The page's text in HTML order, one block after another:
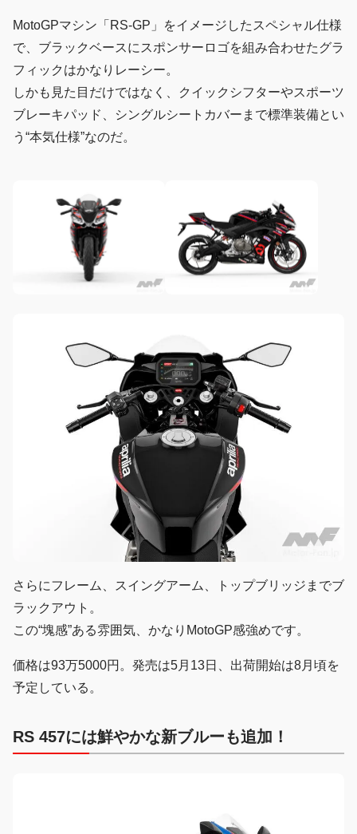
MotoGPマシン「RS-GP」をイメージしたスペシャル仕様
で、ブラックベースにスポンサーロゴを組み合わせたグラ
フィックはかなりレーシー。
しかも見た目だけではなく、クイックシフターやスポーツ
ブレーキパッド、シングルシートカバーまで標準装備とい
う“本気仕様”なのだ。
さらにフレーム、スイングアーム、トップブリッジまでブ
ラックアウト。
この“塊感”ある雰囲気、かなりMotoGP感強めです。
価格は93万5000円。発売は5月13日、出荷開始は8月頃を
予定している。
RS 457には鮮やかな新ブルーも追加！